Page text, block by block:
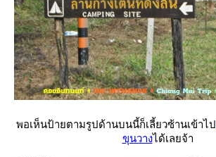
พอเห็นป้ายตามรูปด้านบนนี้ก็เลี้ยวซ้านเข้าไป
ขุนวางได้เลยจ้า